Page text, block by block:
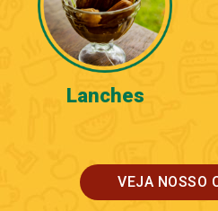
Lanches
VEJA NOSSO